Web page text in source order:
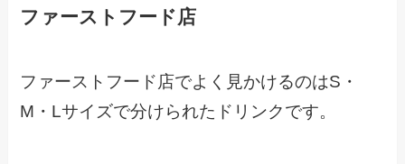
ファーストフード店
ファーストフード店でよく見かけるのはS・
M・Lサイズで分けられたドリンクです。